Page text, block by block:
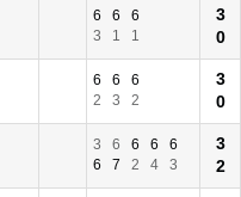
6 6
6
3
1 1
3
0
6 6
6
2
3 2
3
0
3 6 6 6
6
6
7 2 4 3
3
2